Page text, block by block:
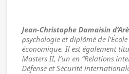
Jean-Christophe Damaisin
psychologie et diplômé de
économique. Il est également
Masters II, l’un en “Relations
Défense et Sécurité